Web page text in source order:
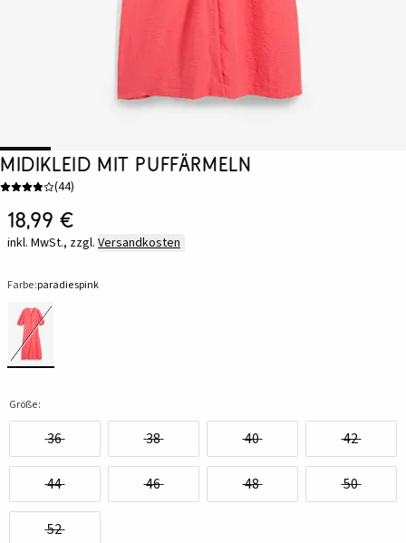
Midikleid mit Puffärmeln
(44)
18,99 €
inkl. MwSt., zzgl. Versandkosten
Farbe:paradiespink
Größe:
36 38 40 42
44 46 48 50
52